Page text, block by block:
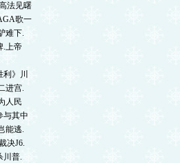
法见曙
歌一
难下.
.上帝
》川
进宫.
人民
与其中
能逃.
决J6.
川普.